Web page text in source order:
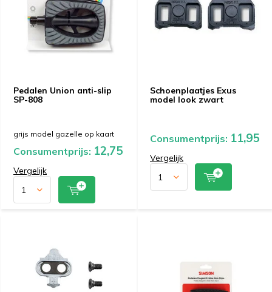
Pedalen Union anti-slip
SP-808
grijs model gazelle op kaart
Consumentprijs: 12,75
Vergelijk
Schoenplaatjes Exus
model look zwart
Consumentprijs: 11,95
Vergelijk